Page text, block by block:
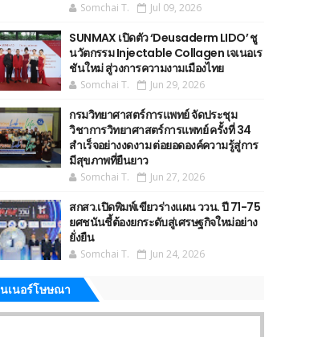
Somchai T. Jul 09, 2026
SUNMAX เปิดตัว ‘Deusaderm LIDO’ ชู
นวัตกรรม Injectable Collagen เจเนอเร
ชันใหม่ สู่วงการความงามเมืองไทย
Somchai T. Jun 29, 2026
กรมวิทยาศาสตร์การแพทย์ จัดประชุม
วิชาการวิทยาศาสตร์การแพทย์ ครั้งที่ 34
สำเร็จอย่างงดงาม ต่อยอดองค์ความรู้สู่การ
มีสุขภาพที่ยืนยาว
Somchai T. Jun 27, 2026
สกสว.เปิดพิมพ์เขียวร่างแผน ววน. ปี 71-75
ยศชนันชี้ต้องยกระดับสู่เศรษฐกิจใหม่อย่าง
ยั่งยืน
Somchai T. Jun 24, 2026
เนอร์โษษณา